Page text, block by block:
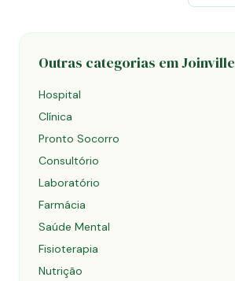
Outras categorias em Joinville
Hospital
Clínica
Pronto Socorro
Consultório
Laboratório
Farmácia
Saúde Mental
Fisioterapia
Nutrição